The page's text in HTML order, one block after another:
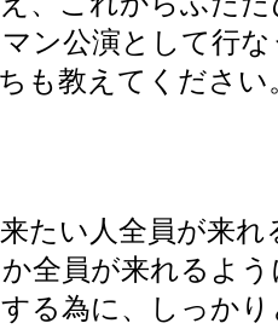
ン公演として行
も教えてください
たい人全員が来
全員が来れるよ
る為に、しっか